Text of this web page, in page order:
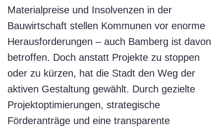
Materialpreise und Insolvenzen in der
Bauwirtschaft stellen Kommunen vor enorme
Herausforderungen – auch Bamberg ist davon
betroffen. Doch anstatt Projekte zu stoppen
oder zu kürzen, hat die Stadt den Weg der
aktiven Gestaltung gewählt. Durch gezielte
Projektoptimierungen, strategische
Förderanträge und eine transparente